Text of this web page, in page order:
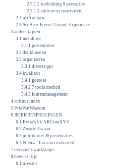
2.3.1.2 toelichting 6 percepties
2.3.1.3 cultuur en creativiteit
2.4 oriÃ«ntatie
2.5 SeeHear-Invent-Tryout-Experience
3 anders kijken
3.1 metaforen
3.1.1 presentaties
3.2 denkhoeden
3.3 organiseren
3.3.1 diverse ppt
3.4 kwaliteit
3.4.1 goeroes
3.4.2 7 tools method
3.4.3 foutenmanagement
4 cultuur index
5 WieWatWaarom
6 BOEKBESPREKINGEN
6.1 Extra's bij ABCvanXYZ
6.2 Zwarte Zwaan
6.3 publikaties & presentaties
6.4 Nieuw: Tao van creativiteit
7 overzicht workshops
8 bewust..zijn
8.1 niveaus